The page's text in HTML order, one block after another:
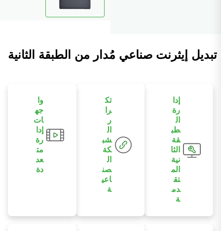
تبديل إيثرنت صناعي مُدار من الطبقة الثانية
إدا
رة
ال
طب
قة
الثا
نية
الم
تق
دم
ة
تك
را
ر
ال
شب
كة
ال
صن
اعي
ة
وا
جه
ات
إدا
رة
مت
عد
دة
وواجهة سطر